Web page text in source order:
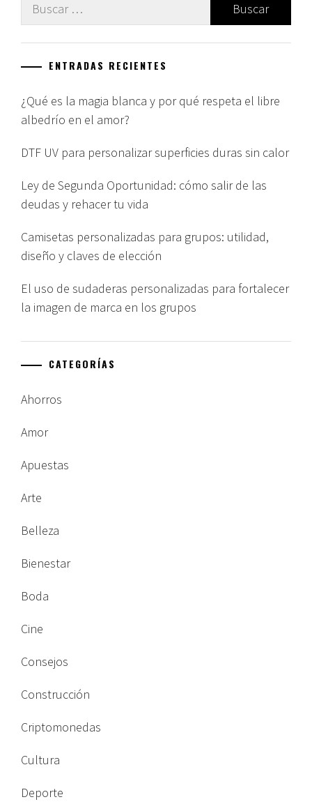
ENTRADAS RECIENTES
¿Qué es la magia blanca y por qué respeta el libre
albedrío en el amor?
DTF UV para personalizar superficies duras sin calor
Ley de Segunda Oportunidad: cómo salir de las
deudas y rehacer tu vida
Camisetas personalizadas para grupos: utilidad,
diseño y claves de elección
El uso de sudaderas personalizadas para fortalecer
la imagen de marca en los grupos
CATEGORÍAS
Ahorros
Amor
Apuestas
Arte
Belleza
Bienestar
Boda
Cine
Consejos
Construcción
Criptomonedas
Cultura
Deporte